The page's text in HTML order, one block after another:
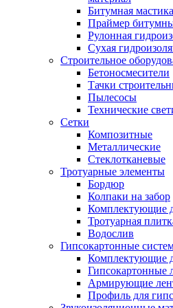
Битумная мастика
Праймер
Рулонная
Сухая
Строительное
Бетоносмесители
Тачки
Пылесосы
Технические
Сетки
Композитные
Металлические
Стеклотканевые
Тротуарные элементы
Бордюр
Колпаки на забор
Комплектующие
Тротуарная
Водослив
Гипсокартонные
Комплектующие
Гипсокартонные
Армирующие
Профиль для